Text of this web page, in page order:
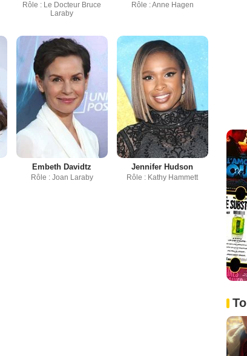
Rôle : Le Docteur Bruce
Laraby
Rôle : Anne Hagen
Embeth Davidtz
Rôle : Joan Laraby
Jennifer Hudson
Rôle : Kathy Hammett